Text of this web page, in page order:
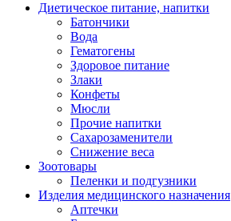
Диетическое питание, напитки
Батончики
Вода
Гематогены
Здоровое питание
Злаки
Конфеты
Мюсли
Прочие напитки
Сахарозаменители
Снижение веса
Зоотовары
Пеленки и подгузники
Изделия медицинского назначения
Аптечки